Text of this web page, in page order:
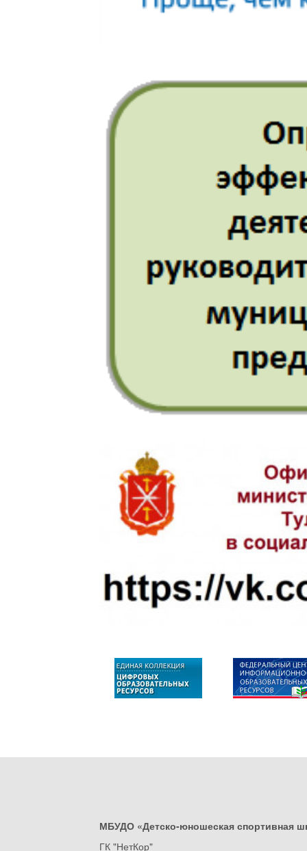
МБУДО «Детско-юношеская спортивная
ГК "НетКор"